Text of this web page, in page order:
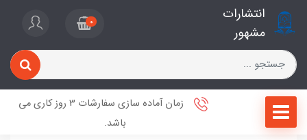
انتشارات
مشهور
0
زمان آماده سازی سفارشات 3 روز کاری می
باشد.